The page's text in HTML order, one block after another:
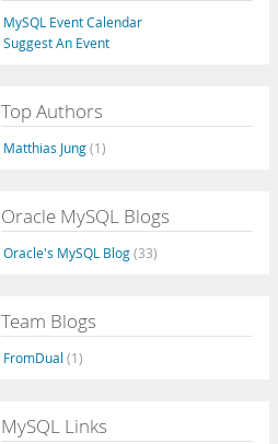
Português
MySQL Event Calendar
Suggest An Event
Top Authors
Matthias Jung(1)
Oracle MySQL Blogs
Oracle's MySQL Blog(33)
Team Blogs
FromDual (1)
MySQL Links